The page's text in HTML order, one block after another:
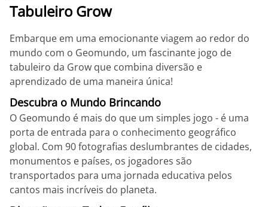
Tabuleiro Grow
Embarque em uma emocionante viagem ao redor do
mundo com o Geomundo, um fascinante jogo de
tabuleiro da Grow que combina diversão e
aprendizado de uma maneira única!
Descubra o Mundo Brincando
O Geomundo é mais do que um simples jogo - é uma
porta de entrada para o conhecimento geográfico
global. Com 90 fotografias deslumbrantes de cidades,
monumentos e países, os jogadores são
transportados para uma jornada educativa pelos
cantos mais incríveis do planeta.